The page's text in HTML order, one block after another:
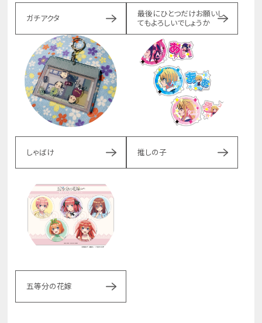
ガチアクタ
最後にひとつだけお願いし
てもよろしいでしょうか
しゃばけ 推しの子
五等分の花嫁